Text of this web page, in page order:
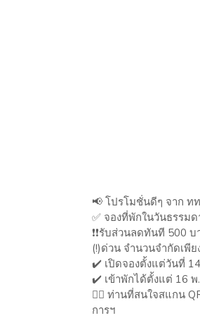
📢 โปรโมชั่นดีๆ จาก ท
✅ จองที่พักในวันธรรม
❗️❗️รับส่วนลดทันที 500 บาท
(!)ด่วน จำนวนจำกัดเพี
✔️ เปิดจองตั้งแต่วันที่
✔️ เข้าพักได้ตั้งแต่ 16 พ
👉🏻 ท่านที่สนใจสแกน
การฯ